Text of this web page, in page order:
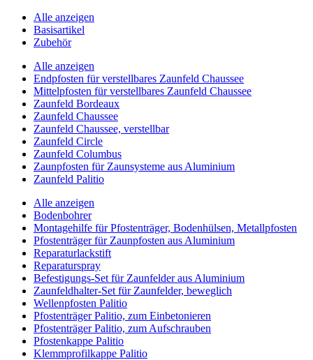
Alle anzeigen
Basisartikel
Zubehör
Alle anzeigen
Endpfosten für verstellbares Zaunfeld Chaussee
Mittelpfosten für verstellbares Zaunfeld Chaussee
Zaunfeld Bordeaux
Zaunfeld Chaussee
Zaunfeld Chaussee, verstellbar
Zaunfeld Circle
Zaunfeld Columbus
Zaunpfosten für Zaunsysteme aus Aluminium
Zaunfeld Palitio
Alle anzeigen
Bodenbohrer
Montagehilfe für Pfostenträger, Bodenhülsen, Metallpfosten
Pfostenträger für Zaunpfosten aus Aluminium
Reparaturlackstift
Reparaturspray
Befestigungs-Set für Zaunfelder aus Aluminium
Zaunfeldhalter-Set für Zaunfelder, beweglich
Wellenpfosten Palitio
Pfostenträger Palitio, zum Einbetonieren
Pfostenträger Palitio, zum Aufschrauben
Pfostenkappe Palitio
Klemmprofilkappe Palitio